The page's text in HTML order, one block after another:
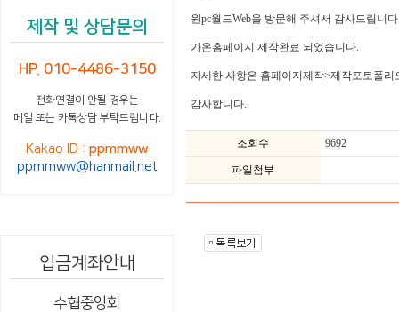
제작 및 상담문의
HP. 010-4486-3150
전화연결이 안될 경우는
메일 또는 카톡상담 부탁드립니다.
Kakao ID :ppmmww
ppmmww@hanmail.net
입금계좌안내
수협중앙회
원pc월드Web을 방문해 주셔서 감사드립니
가온홈페이지 제작완료 되었습니다.
자세한 사항은 홈페이지제작>제작포토폴리
감사합니다..
조회수 9692
파일첨부